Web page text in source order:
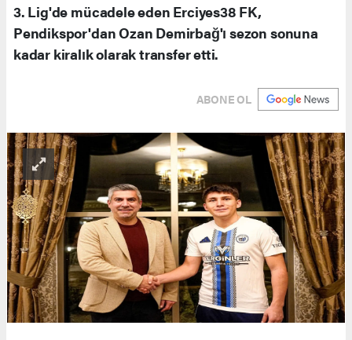
3. Lig'de mücadele eden Erciyes38 FK,
Pendikspor'dan Ozan Demirbağ'ı sezon sonuna
kadar kiralık olarak transfer etti.
ABONE OL